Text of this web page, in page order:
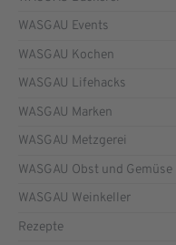
WASGAU Events
WASGAU Kochen
WASGAU Lifehacks
WASGAU Marken
WASGAU Metzgerei
WASGAU Obst und Gemüse
WASGAU Weinkeller
Rezepte